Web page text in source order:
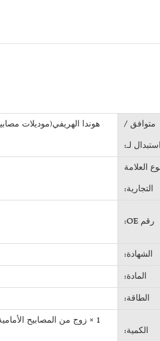
متوافق /
استبدال لـ:
العلامة
التجارية:
رقم OE:
الشهادة:
المادة:
الطاقة:
الكمية:
1 × زوج من المصابيح